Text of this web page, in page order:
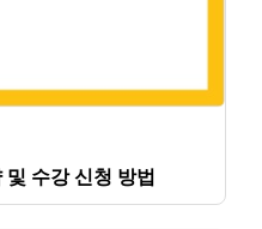
수강 신청 방법